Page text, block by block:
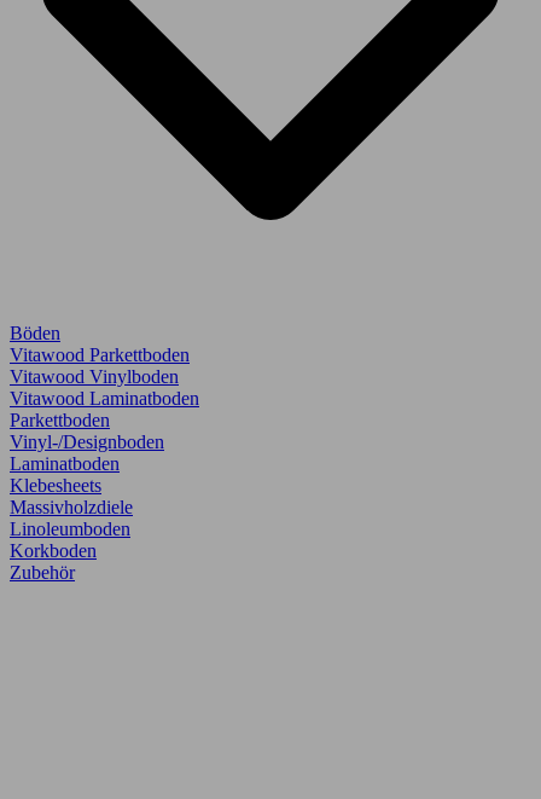
Böden
Vitawood Parkettboden
Vitawood Vinylboden
Vitawood Laminatboden
Parkettboden
Vinyl-/Designboden
Laminatboden
Klebesheets
Massivholzdiele
Linoleumboden
Korkboden
Zubehör